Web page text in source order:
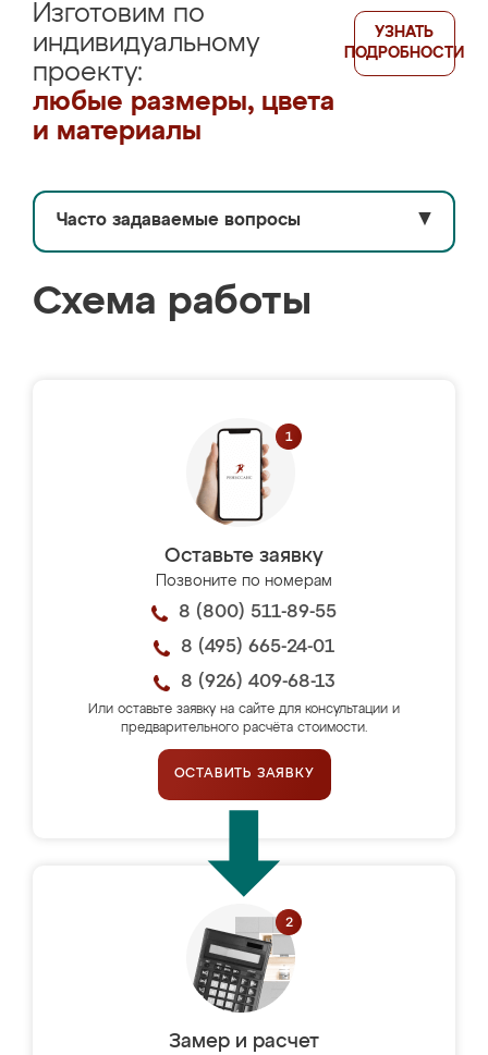
Изготовим по
индивидуальному
проекту:
любые размеры, цвета
и материалы
УЗНАТЬ
ПОДРОБНОСТИ
Часто задаваемые вопросы ▼
Схема работы
Оставьте заявку
Позвоните по номерам
8 (800) 511-89-55
8 (495) 665-24-01
8 (926) 409-68-13
Или оставьте заявку на сайте для консультации и
предварительного расчёта стоимости.
ОСТАВИТЬ ЗАЯВКУ
Замер и расчет